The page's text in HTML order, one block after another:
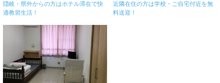
隠岐・県外からの方はホテル滞在で快
適教習生活！
近隣在住の方は学校・ご自宅付近を無
料送迎！